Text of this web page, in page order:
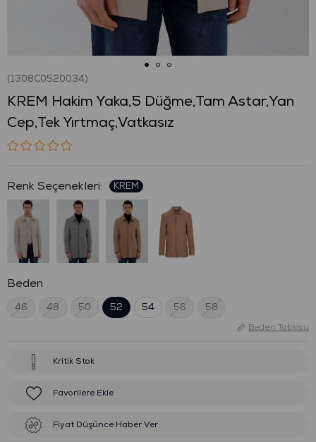
(1308C0520034)
KREM Hakim Yaka,5 Düğme,Tam Astar,Yan
Cep,Tek Yırtmaç,Vatkasız
:
Beden
46 48 50 52 54 56 58
Beden Tablosu
Kritik Stok
Favorilere Ekle
Fiyat Düşünce Haber Ver